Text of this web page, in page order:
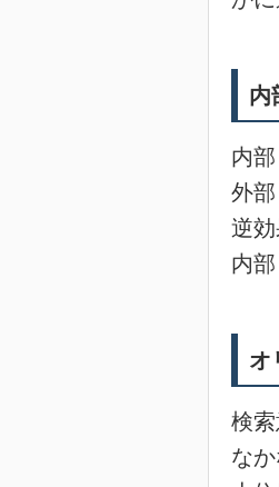
内
内
外
逆効
内
オ
検
な